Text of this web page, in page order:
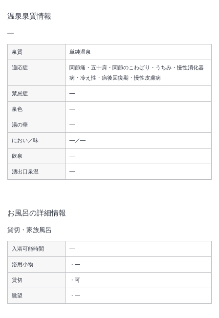
温泉泉質情報
―
泉質 単純温泉
適応症
関節痛・五十肩・関節のこわばり・うちみ・慢性消化器
病・冷え性・病後回復期・慢性皮膚病
禁忌症 ―
泉色 ―
湯の華 ―
におい／味 ―／―
飲泉 ―
湧出口泉温 ―
お風呂の詳細情報
貸切・家族風呂
入浴可能時間 ―
浴用小物 ―
貸切 可
眺望 ―